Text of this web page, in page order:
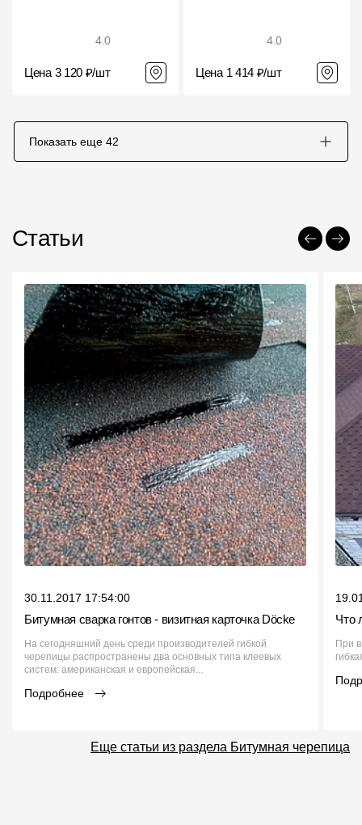
4.0
Цена 3 120 ₽/шт
4.0
Цена 1 414 ₽/шт
Показать еще 42
Статьи
30.11.2017 17:54:00
Битумная сварка гонтов - визитная карточка Döcke
На сегодняшний день среди производителей гибкой
черепицы распространены два основных типа клеевых
систем: американская и европейская...
Подробнее
Что
При
Еще статьи из раздела Битумная черепица